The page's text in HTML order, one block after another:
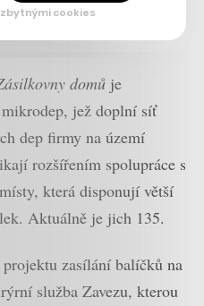
domů je
jež doplní síť
dep firmy na území
rozšířením spolupráce s
která disponují větší
Aktuálně je jich 135.
zasílání balíčků na
služba Zavezu, kterou
cookies